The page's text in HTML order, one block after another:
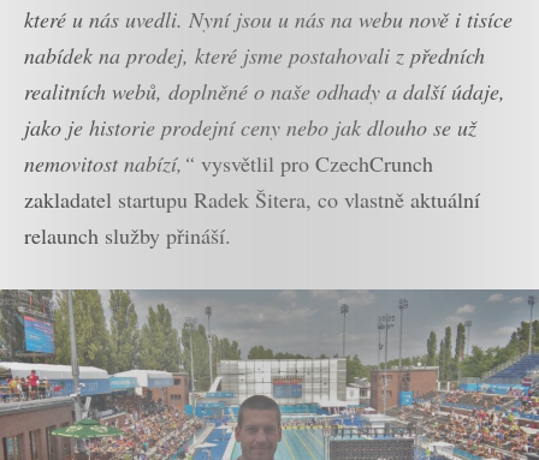
které u nás uvedli. Nyní jsou u nás na webu nově i tisíce
nabídek na prodej, které jsme postahovali z předních
realitních webů, doplněné o naše odhady a další údaje,
jako je historie prodejní ceny nebo jak dlouho se už
nemovitost nabízí,“ vysvětlil pro CzechCrunch
zakladatel startupu Radek Šitera, co vlastně aktuální
relaunch služby přináší.